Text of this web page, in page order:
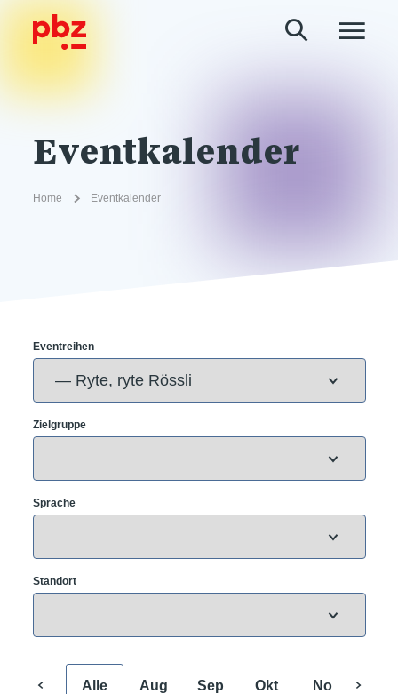
Eventkalender
Home Eventkalender
Eventreihen
Zielgruppe
Sprache
Standort
Alle Aug Sep Okt Nov